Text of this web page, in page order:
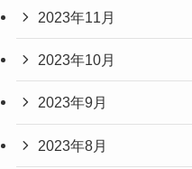
2023年11月
2023年10月
2023年9月
2023年8月